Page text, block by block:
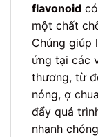
flavonoid
một chất
Chúng giúp
ứng tại các
thương, từ
nóng, ợ
đẩy quá
nhanh